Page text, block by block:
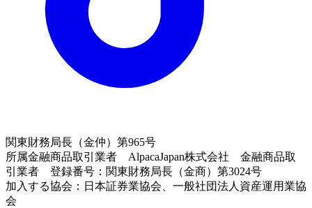
関東財務局長（金仲）第965号
所属金融商品取引業者 AlpacaJapan株式会社 金融商品取
引業者 登録番号：関東財務局長（金商）第3024号
加入する協会：日本証券業協会、一般社団法人資産運用業協
会